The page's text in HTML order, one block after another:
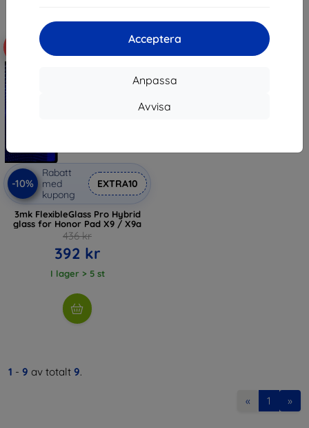
Acceptera
Anpassa
Avvisa
-10%
Rabatt
med
kupong
EXTRA10
3mk FlexibleGlass Pro Hybrid
glass for Honor Pad X9 / X9a
436 kr
392 kr
I lager > 5 st
1 - 9 av totalt 9.
« 1 »